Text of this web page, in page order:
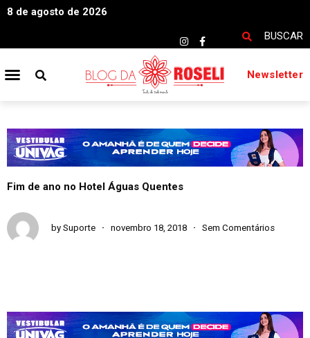
8 de agosto de 2026
BUSCAR
Newsletter
Fim de ano no Hotel Águas Quentes
by Suporte novembro 18, 2018 Sem Comentários